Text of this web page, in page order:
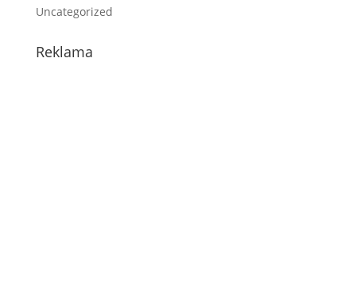
Uncategorized
Reklama